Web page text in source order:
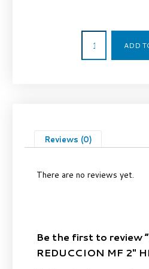
ADD
Reviews (0)
There are no reviews yet.
Be the first to review
REDUCCION MF 2″